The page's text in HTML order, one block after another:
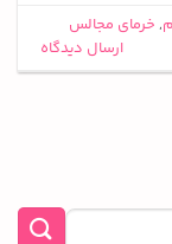
, خرمای مجالس
ارسال دیدگاه